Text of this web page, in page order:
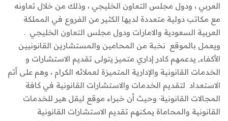
العربي ، ودول مجلس التعاون الخليجي ، وذلك من خلال تعاونه
مع مكاتب دولية متعددة لديها الكثير من الفروع في المملكة
العربية السعودية والامارات ودول مجلس التعاون الخليجي .
ويعمل بالموقع نخبة من المحامين والمستشارين القانونيين
الأكفاء, يدعمهم كادر إداري متميز يتولى تقديم الاستشارات و
الخدمات القانونية والإدارية المتميزة لعملائه الكرام ، وهم على أتم
الاستعداد لتقديم الخدمات والاستشارات القانونية في كافة
المجالات القانونية· وحيث أن خبراء موقع ليقل هير للخدمات
القانونية والمحاماة يمكنهم تقديم الاستشارات القانونية